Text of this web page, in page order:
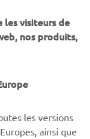
un
ou quatre roues
les visiteurs de
nos produits,
les versions
ainsi que